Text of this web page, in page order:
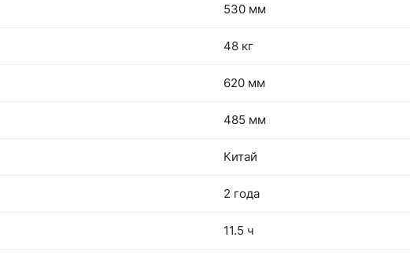
530 мм
48 кг
620 мм
485 мм
Китай
2 года
11.5 ч